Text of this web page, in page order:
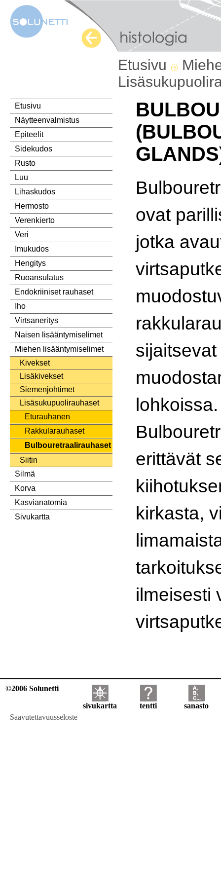
Etusivu
Etusivu
Näytteenvalmistus
Epiteelit
Sidekudos
Rusto
Luu
Lihaskudos
Hermosto
Verenkierto
Veri
Imukudos
Hengitys
Ruoansulatus
Endokriiniset rauhaset
Iho
Virtsaneritys
Naisen lisääntymiselimet
Miehen lisääntymiselimet
Kivekset
Lisäkivekset
Siemenjohtimet
Lisäsukupuolirauhaset
Eturauhanen
Rakkularauhaset
Bulbouretraalirauhaset
Siitin
Silmä
Korva
Kasvianatomia
Sivukartta
ovat
jotka
lohkoissa.
erittävät
kirkasta,
ilmeisesti
©2006 Solunetti
sivukartta tentti
sanasto
Saavutettavuusseloste